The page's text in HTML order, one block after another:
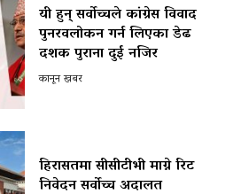
यी हुन् सर्वोच्चले कांग्रेस विवाद
पुनरवलोकन गर्न लिएका डेढ
दशक पुराना दुई नजिर
कानून खबर
हिरासतमा सीसीटीभी माग्ने रिट
निवेदन सर्वोच्च अदालत